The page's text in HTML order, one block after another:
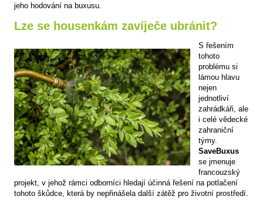
jeho hodování na buxusu.
Lze se housenkám zavíječe ubránit?
S řešením
tohoto
problému si
lámou hlavu
nejen
jednotliví
zahrádkáři, ale
i celé vědecké
zahraniční
týmy.
SaveBuxus
se jmenuje
francouzský
projekt, v jehož rámci odborníci hledají účinná řešení na potlačení
tohoto škůdce, která by nepřinášela další zátěž pro životní prostředí.